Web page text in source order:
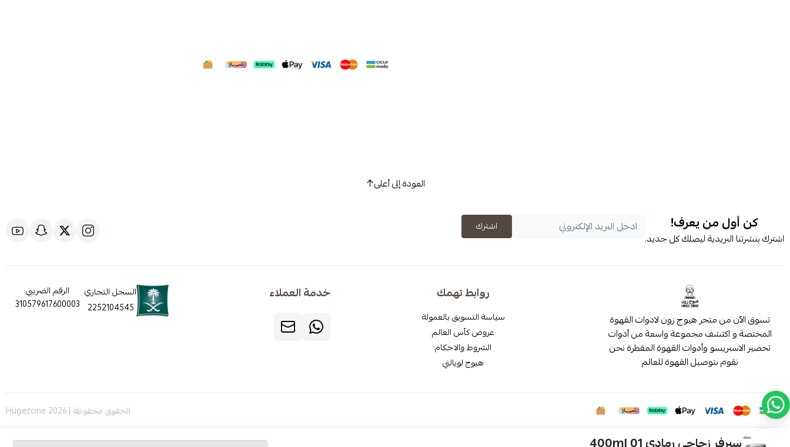
العودة إلى أعلى
كن أول من يعرف!
اشترك بنشرتنا البريدية ليصلك كل جديد.
اشترك
تسوق الآن من متجر هيوج زون لادوات القهوة
المختصة و اكتشف مجموعة واسعة من أدوات
تحضير الاسبريسو وأدوات القهوة المقطرة نحن
نقوم بتوصيل القهوة للعالم
روابط تهمك
سياسة التسويق بالعمولة
عروض كأس العالم
الشروط والاحكام
هيوج لويالتي
خدمة العملاء
السجل التجاري
2252104545
الرقم الضريبي
310579617600003
الحقوق محفوظة | 2026 Hugezone